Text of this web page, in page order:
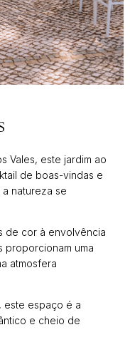
Vales, este jardim ao
de boas-vindas e
natureza se
de cor à envolvência
proporcionam uma
atmosfera
este espaço é a
e cheio de